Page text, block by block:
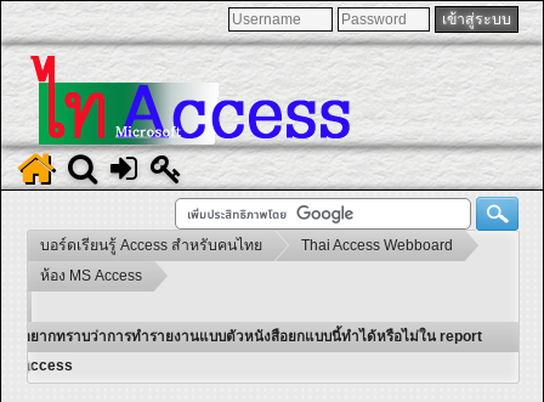
บอร์ดเรียนรู้ Access สำหรับคนไทย
Thai Access Webboard
ห้อง MS Access
อยากทราบว่าการทำรายงานแบบตัวหนังสือยกแบบนี้ทำได้หรือไม่ใน report
access